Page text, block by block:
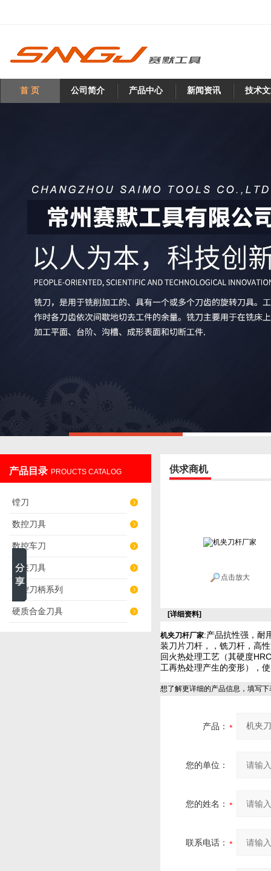
首 页 公司简介 产品中心 新闻资讯 技术
产品目录 PROUCTS CATALOG
镗刀
数控刀具
数控车刀
焊接刀具
数控刀柄系列
硬质合金刀具
供求商机
点击放大
[详细资料]
机夹刀杆厂家:产品抗性强，耐
装刀片刀杆，，铣刀杆，高
回火热处理工艺（其硬度
工再热处理产生的变形），
想了解更详细的产品信息，填写
产品：
您的单位：
您的姓名：
联系电话：